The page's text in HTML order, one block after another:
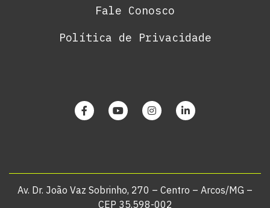
Fale Conosco
Política de Privacidade
Av. Dr. João Vaz Sobrinho, 270 – Centro – Arcos/MG –
CEP 35.598-002